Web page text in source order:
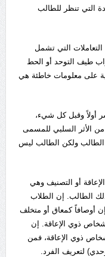
التي تنظر للطالب
التي تشمل
طيف التوحد أو الحط
على معلومات خاطئة هي
أولاً وقبل كل شيء،
من الأثر السلبي للمسمى
الطالب ولكن الطالب ليس
أو التصنيف وهي
الطالب. إن الطلاب
أوصافاً كمعاق أو متخلف
ذوي الإعاقة. إن
ذوي الإعاقة، فمن
لتعريف الفرد.